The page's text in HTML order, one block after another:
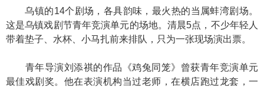
乌镇的14个剧场，各具韵味，最火热的当属蚌湾剧场。
这是乌镇戏剧节青年竞演单元的场地。清晨5点，不少年轻人
带着垫子、水杯、小马扎前来排队，只为一张现场演出票。
青年导演刘添祺的作品《鸡兔同笼》曾获青年竞演单元
最佳戏剧奖。他在表演机构当过老师，在横店跑过龙套，一